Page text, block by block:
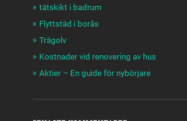
tätskikt i badrum
Flyttstäd i borås
Trägolv
Kostnader vid renovering av hus
Aktier – En guide för nybörjare